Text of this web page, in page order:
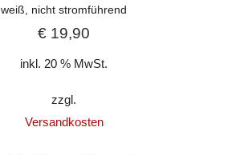
weiß, nicht stromführend
€ 19,90
inkl. 20 % MwSt.
zzgl.
Versandkosten